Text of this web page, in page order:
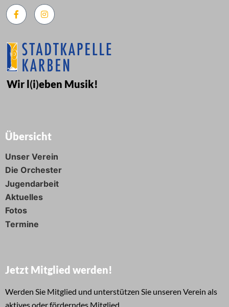
Wir l(i)eben Musik!
Übersicht
Unser Verein
Die Orchester
Jugendarbeit
Aktuelles
Fotos
Termine
Jetzt Mitglied werden!
Werden Sie Mitglied und unterstützen Sie unseren Verein als
aktives oder förderndes Mitglied.